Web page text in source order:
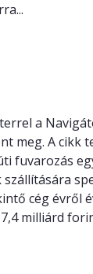
a
meg. A cikk
fuvarozás
cég évről
milliárd